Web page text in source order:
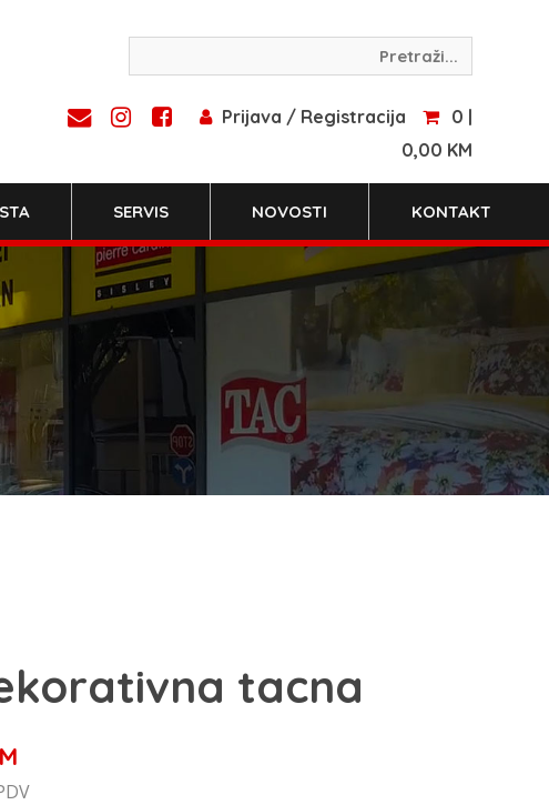
Prijava / Registracija
0 |
0,00 KM
SERVIS NOVOSTI KONTAKT
tacna
Trenutna
cijena